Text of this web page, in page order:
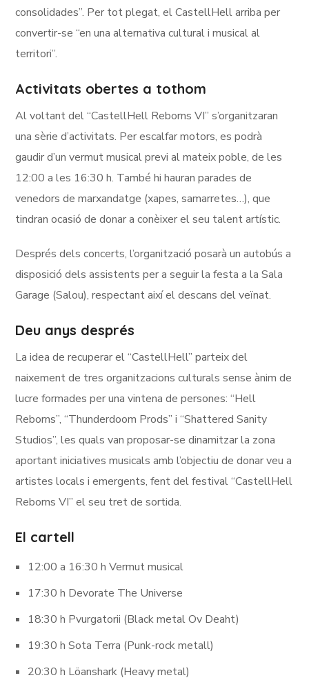
consolidades”. Per tot plegat, el CastellHell arriba per
convertir-se “en una alternativa cultural i musical al
territori”.
Activitats obertes a tothom
Al voltant del “CastellHell Reborns VI” s’organitzaran
una sèrie d’activitats. Per escalfar motors, es podrà
gaudir d’un vermut musical previ al mateix poble, de les
12:00 a les 16:30 h. També hi hauran parades de
venedors de marxandatge (xapes, samarretes…), que
tindran ocasió de donar a conèixer el seu talent artístic.
Després dels concerts, l’organització posarà un autobús a
disposició dels assistents per a seguir la festa a la Sala
Garage (Salou), respectant així el descans del veïnat.
Deu anys després
La idea de recuperar el “CastellHell” parteix del
naixement de tres organitzacions culturals sense ànim de
lucre formades per una vintena de persones: “Hell
Reborns”, “Thunderdoom Prods” i “Shattered Sanity
Studios”, les quals van proposar-se dinamitzar la zona
aportant iniciatives musicals amb l’objectiu de donar veu a
artistes locals i emergents, fent del festival “CastellHell
Reborns VI” el seu tret de sortida.
El cartell
12:00 a 16:30 h Vermut musical
17:30 h Devorate The Universe
18:30 h Pvurgatorii (Black metal Ov Deaht)
19:30 h Sota Terra (Punk-rock metall)
20:30 h Löanshark (Heavy metal)